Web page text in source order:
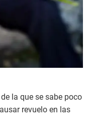
la que se sabe poco
revuelo en las